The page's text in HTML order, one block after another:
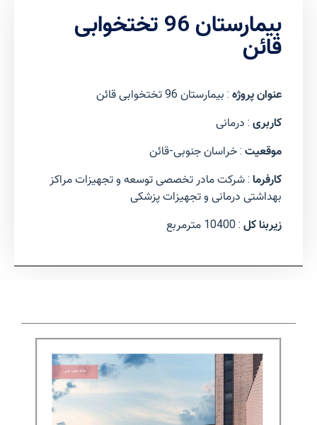
بیمارستان 96 تختخوابی
قائن
عنوان پروژه : بیمارستان 96 تختخوابی قائن
کاربری : درمانی
موقعیت : خراسان جنوبی-قائن
کارفرما : شرکت مادر تخصصی توسعه و تجهیزات مراکز
بهداشتی درمانی و تجهیزات پزشکی
زیربنا کل : 10400 مترمربع